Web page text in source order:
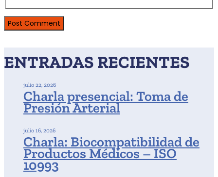
ENTRADAS RECIENTES
Charla presencial: Toma de
Presión Arterial
julio 22, 2026
Charla: Biocompatibilidad de
Productos Médicos – ISO
10993
julio 16, 2026